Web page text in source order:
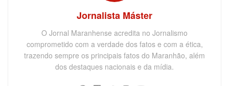
Jornalista Máster
O Jornal Maranhense acredita no Jornalismo
comprometido com a verdade dos fatos e com a ética,
trazendo sempre os principais fatos do Maranhão, além
dos destaques nacionais e da mídia.